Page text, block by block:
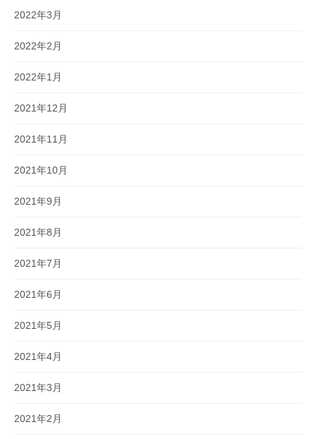
2022年3月
2022年2月
2022年1月
2021年12月
2021年11月
2021年10月
2021年9月
2021年8月
2021年7月
2021年6月
2021年5月
2021年4月
2021年3月
2021年2月